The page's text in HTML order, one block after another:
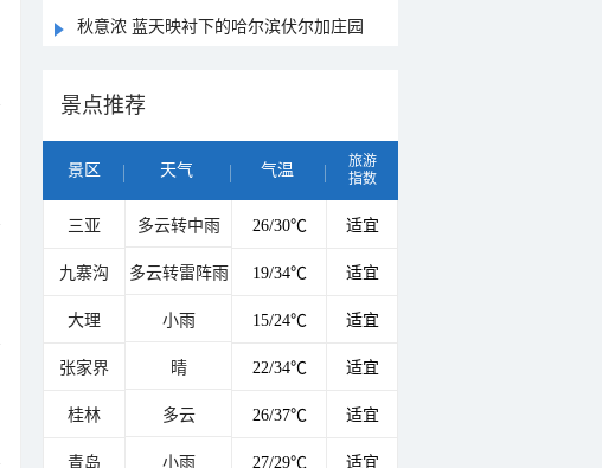
秋意浓 蓝天映衬下的哈尔滨伏尔加庄园
景点推荐
景区 天气 气温
旅游
指数
三亚 多云转中雨 26/30℃ 适宜
九寨沟 多云转雷阵雨 19/34℃ 适宜
大理 小雨 15/24℃ 适宜
张家界 晴 22/34℃ 适宜
桂林 多云 26/37℃ 适宜
青岛 小雨 27/29℃ 适宜